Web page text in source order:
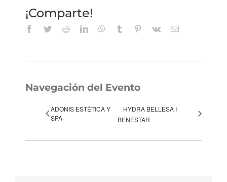
¡Comparte!
Facebook
TwitterRedditLinkedInWhatsApp
Tumblr Pinterest
Vk
Correo
Navegación del Evento
ADONIS ESTÉTICA Y
SPA
HYDRA BELLESA I
BENESTAR